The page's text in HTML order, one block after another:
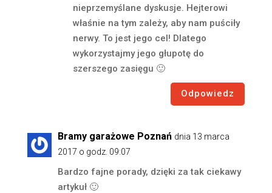
nieprzemyślane dyskusje. Hejterowi
właśnie na tym zależy, aby nam puściły
nerwy. To jest jego cel! Dlatego
wykorzystajmy jego głupotę do
szerszego zasięgu 🙂
Odpowiedz
Bramy garażowe Poznań dnia 13 marca
2017 o godz. 09:07
Bardzo fajne porady, dzięki za tak ciekawy
artykuł 🙂